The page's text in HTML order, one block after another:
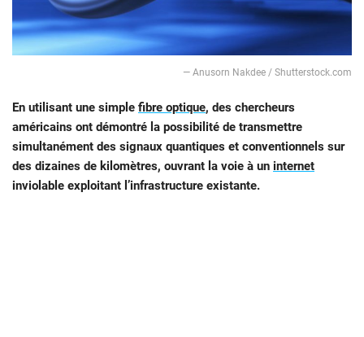
— Anusorn Nakdee / Shutterstock.com
En utilisant une simple fibre optique, des chercheurs
américains ont démontré la possibilité de transmettre
simultanément des signaux quantiques et conventionnels sur
des dizaines de kilomètres, ouvrant la voie à un internet
inviolable exploitant l’infrastructure existante.